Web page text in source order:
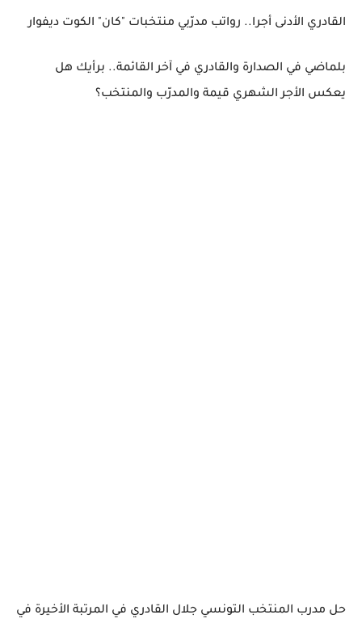
القادري الأدنى أجرا.. رواتب مدرّبي منتخبات "كان" الكوت ديفوار
بلماضي في الصدارة والقادري في آخر القائمة.. برأيك هل
يعكس الأجر الشهري قيمة والمدرّب والمنتخب؟
حل مدرب المنتخب التونسي جلال القادري في المرتبة الأخيرة في